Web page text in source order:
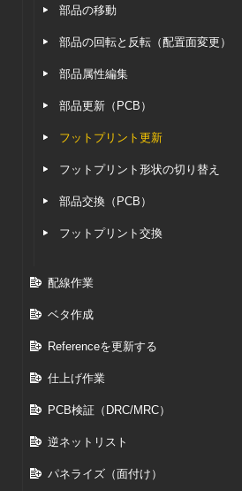
部品の移動
部品の回転と反転（配置面変更）
部品属性編集
部品更新（PCB）
フットプリント更新
フットプリント形状の切り替え
部品交換（PCB）
フットプリント交換
配線作業
ベタ作成
Referenceを更新する
仕上げ作業
PCB検証（DRC/MRC）
逆ネットリスト
パネライズ（面付け）